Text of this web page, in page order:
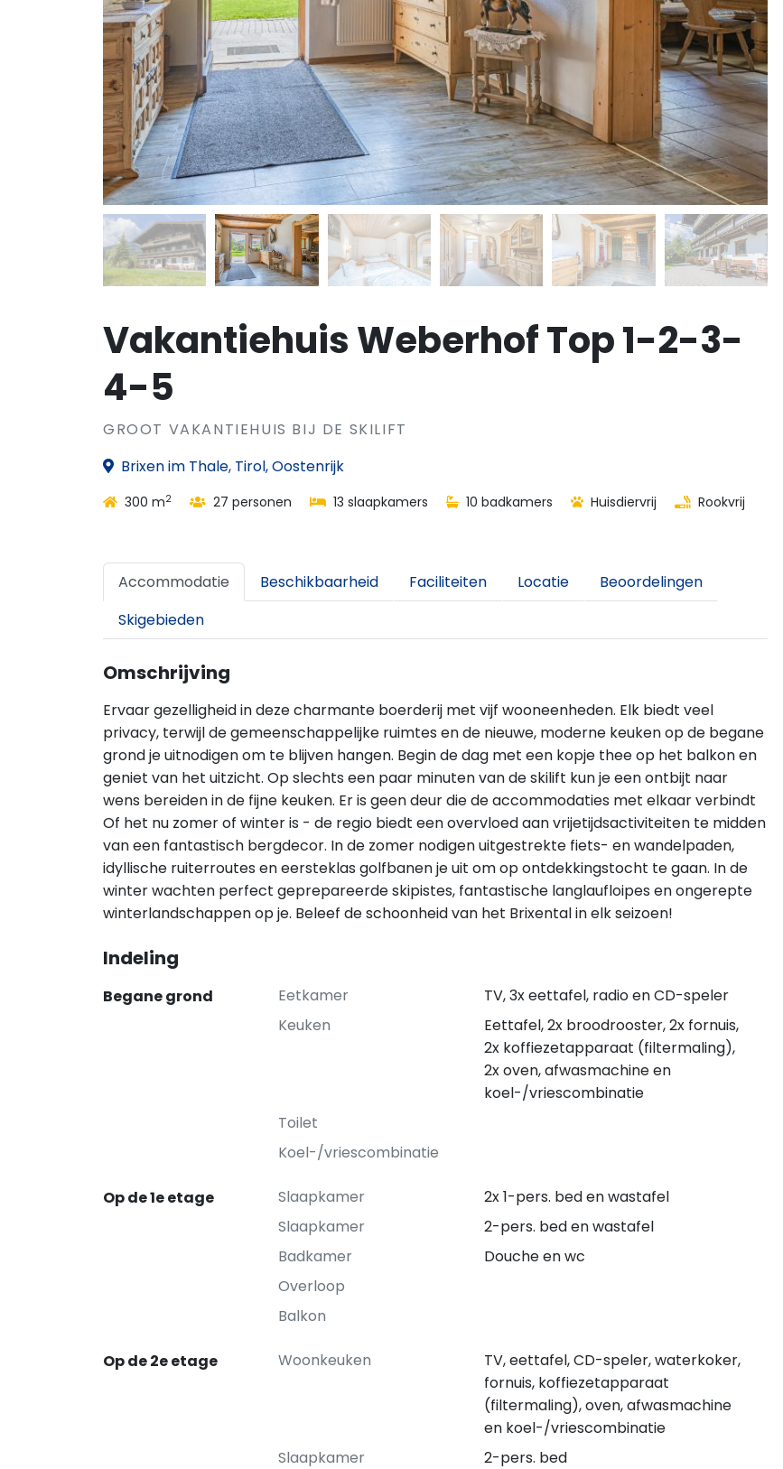
Vakantiehuis Weberhof Top 1-2-3-
4-5
GROOT VAKANTIEHUIS BIJ DE SKILIFT
Brixen im Thale, Tirol, Oostenrijk
300 m2 27 personen 13 slaapkamers 10 badkamers Huisdiervrij Rookvrij
Accommodatie Beschikbaarheid Faciliteiten Locatie
Beoordelingen
Skigebieden
Omschrijving
Ervaar gezelligheid in deze charmante boerderij met vijf wooneenheden. Elk biedt veel
privacy, terwijl de gemeenschappelijke ruimtes en de nieuwe, moderne keuken op de begane
grond je uitnodigen om te blijven hangen. Begin de dag met een kopje thee op het balkon en
geniet van het uitzicht. Op slechts een paar minuten van de skilift kun je een ontbijt naar
wens bereiden in de fijne keuken. Er is geen deur die de accommodaties met elkaar verbindt
Of het nu zomer of winter is - de regio biedt een overvloed aan vrijetijdsactiviteiten te midden
van een fantastisch bergdecor. In de zomer nodigen uitgestrekte fiets- en wandelpaden,
idyllische ruiterroutes en eersteklas golfbanen je uit om op ontdekkingstocht te gaan. In de
winter wachten perfect geprepareerde skipistes, fantastische langlaufloipes en ongerepte
winterlandschappen op je. Beleef de schoonheid van het Brixental in elk seizoen!
Indeling
Begane grond Eetkamer
TV, 3x eettafel, radio en CD-speler
Keuken
Eettafel, 2x broodrooster, 2x fornuis,
2x koffiezetapparaat (filtermaling),
2x oven, afwasmachine en
koel-/vriescombinatie
Toilet
Koel-/vriescombinatie
Op de 1e etage Slaapkamer
2x 1-pers. bed en wastafel
Slaapkamer
2-pers. bed en wastafel
Badkamer
Douche en wc
Overloop
Balkon
Op de 2e etage Woonkeuken
TV, eettafel, CD-speler, waterkoker,
fornuis, koffiezetapparaat
(filtermaling), oven, afwasmachine
en koel-/vriescombinatie
Slaapkamer
2-pers. bed